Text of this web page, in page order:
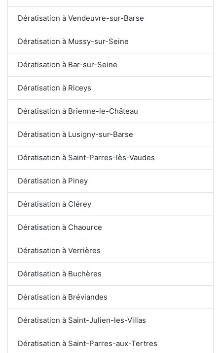
Dératisation à Vendeuvre-sur-Barse
Dératisation à Mussy-sur-Seine
Dératisation à Bar-sur-Seine
Dératisation à Riceys
Dératisation à Brienne-le-Château
Dératisation à Lusigny-sur-Barse
Dératisation à Saint-Parres-lès-Vaudes
Dératisation à Piney
Dératisation à Clérey
Dératisation à Chaource
Dératisation à Verrières
Dératisation à Buchères
Dératisation à Bréviandes
Dératisation à Saint-Julien-les-Villas
Dératisation à Saint-Parres-aux-Tertres